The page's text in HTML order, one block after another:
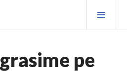
grasime pe